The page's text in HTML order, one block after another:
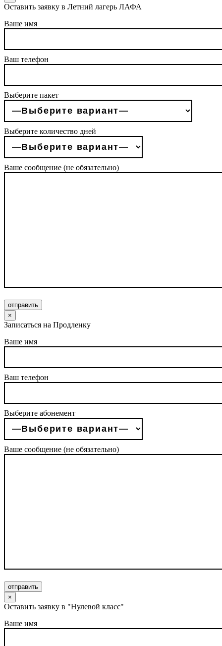
Оставить заявку в Летний лагерь ЛАФА
Ваше имя
Ваш телефон
Выберите пакет
Выберите количество дней
Ваше сообщение (не обязательно)
отправить
×
Записаться на Продленку
Ваше имя
Ваш телефон
Выберите абонемент
Ваше сообщение (не обязательно)
отправить
×
Оставить заявку в "Нулевой класс"
Ваше имя